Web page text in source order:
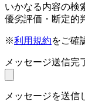
いかなる内容の検
優劣評価・断定的
※利用規約をご確
メッセージ送信完
メッセージを送信